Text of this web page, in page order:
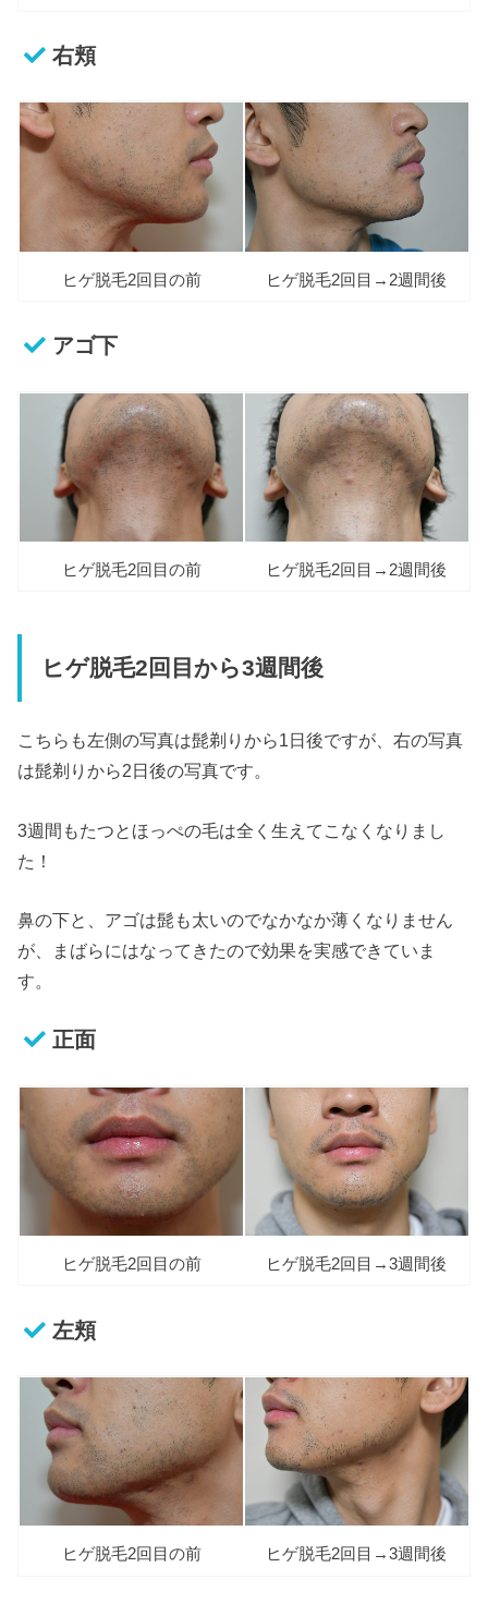
右頬
ヒゲ脱毛2回目の前 ヒゲ脱毛2回目→2週間後
アゴ下
ヒゲ脱毛2回目の前 ヒゲ脱毛2回目→2週間後
ヒゲ脱毛2回目から3週間後
こちらも左側の写真は髭剃りから1日後ですが、右の写真
は髭剃りから2日後の写真です。
3週間もたつとほっぺの毛は全く生えてこなくなりまし
た！
鼻の下と、アゴは髭も太いのでなかなか薄くなりません
が、まばらにはなってきたので効果を実感できていま
す。
正面
ヒゲ脱毛2回目の前 ヒゲ脱毛2回目→3週間後
左頬
ヒゲ脱毛2回目の前 ヒゲ脱毛2回目→3週間後